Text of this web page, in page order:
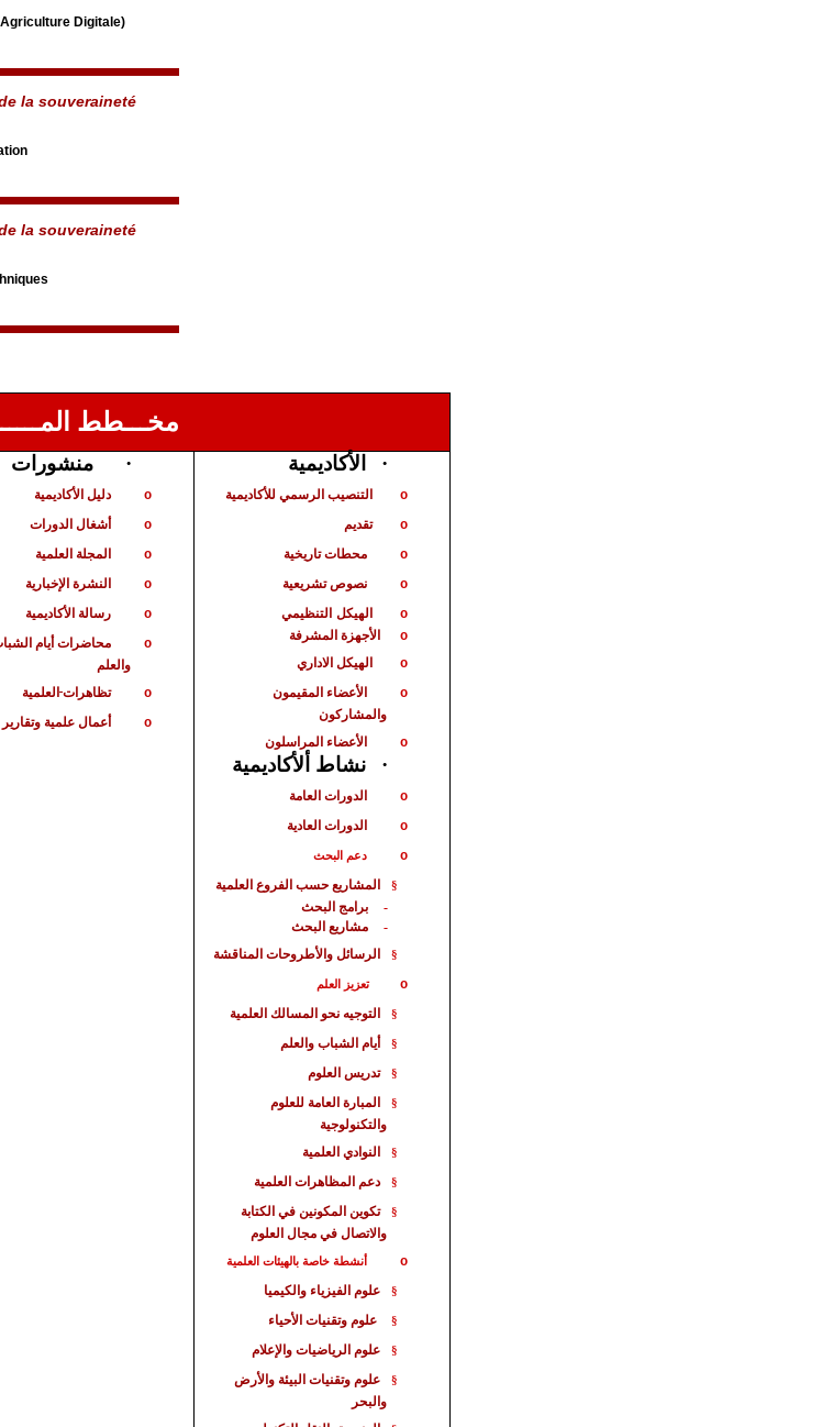
Digitale)
la souveraineté
la souveraineté
مخـــطط
· منشورات
o دليل الأكاديمية
o أشغال الدورات
o المجلة العلمية
o النشرة الإخبارية
o رسالة الأكاديمية
o
محاضرات أيام
والعلم
o تظاهراتالعلمية
o أعمال علمية وتقارير
· الأكاديمية
o التنصيب الرسمي للأكاديمية
o تقديم
o محطات تاريخية
o نصوص تشريعية
o الهيكل التنظيمي
o الأجهزة المشرفة
o الهيكل الاداري
o
الأعضاء المقيمون
والمشاركون
o الأعضاء المراسلون
· نشاط ألأكاديمية
o الدورات العامة
o الدورات العادية
o دعم البحث
§ المشاريع حسب الفروع العلمية
- برامج البحث
- مشاريعالبحث
§ الرسائل والأطروحات المناقشة
o تعزيز العلم
§ التوجيه نحو المسالك العلمية
§ أيام الشباب والعلم
§ تدريس العلوم
§ المبارةالعامة للعلوم
والتكنولوجية
§ النوادي العلمية
§ دعم المظاهرات العلمية
§
تكوين المكونين في الكتابة
والاتصال في مجال العلوم
o أنشطة خاصة بالهيئات العلمية
§ علوم الفيزياء والكيميا
§ علوم وتقنيات الأحياء
§ علوم الرياضيات والإعلام
§
علوم وتقنيات البيئة والأرض
والبحر